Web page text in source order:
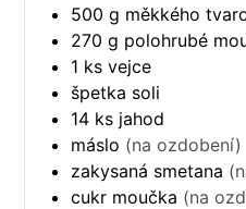
500 g měkkého
270 g polohrubé
1 ks vejce
špetka soli
14 ks jahod
máslo (na ozdobení)
zakysaná smetana
cukr moučka (na